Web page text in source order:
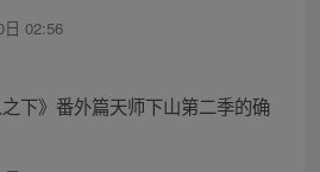
日 02:56
下》番外篇天师下山第二季的确